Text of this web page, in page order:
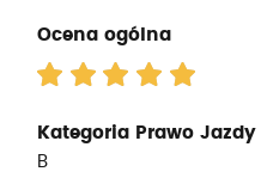
Ocena ogólna
Kategoria Prawo Jazdy
B